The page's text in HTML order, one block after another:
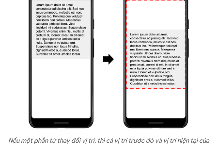
Nếu một phần tử thay đổi vị trí, thì cả vị trí trước đó và vị trí hiện tại của